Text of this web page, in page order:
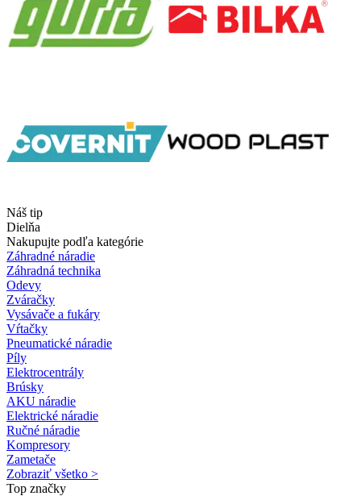
Náš tip
Dielňa
Nakupujte podľa kategórie
Záhradné náradie
Záhradná technika
Odevy
Zváračky
Vysávače a fukáry
Vŕtačky
Pneumatické náradie
Píly
Elektrocentrály
Brúsky
AKU náradie
Elektrické náradie
Ručné náradie
Kompresory
Zametače
Zobraziť všetko >
Top značky